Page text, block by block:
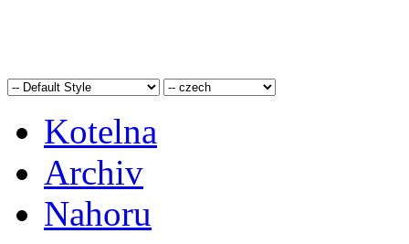
Kotelna
Archiv
Nahoru